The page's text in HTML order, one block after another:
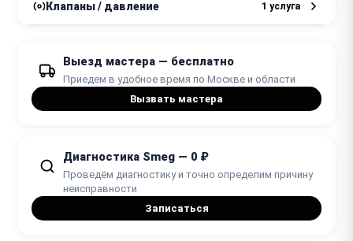
Чистка системы охлаждения
1 - 2 часа
Клапаны / давление 1 услуга
от 30 минутВыезд мастера — бесплатно
Приедем в удобное время по Москве и области
Вызвать мастера
Диагностика Smeg — 0 ₽
Проведём диагностику и точно определим причину
неисправности
Записаться